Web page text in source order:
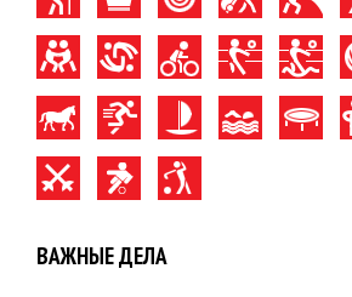
ВАЖНЫЕ ДЕЛА